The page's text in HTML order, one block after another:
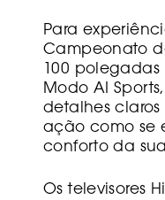
Para
Campeonato
100
Modo AI
detalhes
ação como se
conforto da
Os televisores